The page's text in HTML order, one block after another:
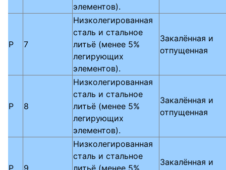
элементов).
P 7
Низколегированная
сталь и стальное
литьё (менее 5%
легирующих
элементов).
Закалённая и
отпущенная
P 8
Низколегированная
сталь и стальное
литьё (менее 5%
легирующих
элементов).
Закалённая и
отпущенная
P 9
Низколегированная
сталь и стальное
литьё (менее 5%
Закалённая и